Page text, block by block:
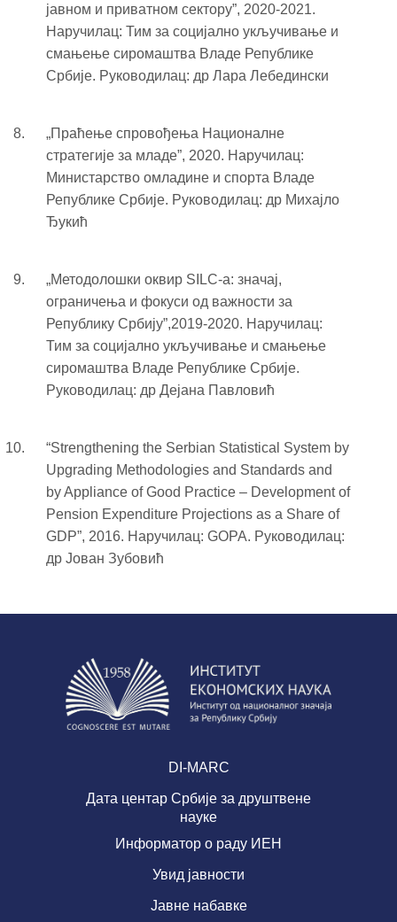
јавном и приватном сектору”, 2020-2021.
Наручилац: Тим за социјално укључивање и
смањење сиромаштва Владе Републике
Србије. Руководилац: др Лара Лебедински
„Праћење спровођења Националне
стратегије за младе”, 2020. Наручилац:
Министарство омладине и спорта Владе
Републике Србије. Руководилац: др Михајло
Ђукић
„Методолошки оквир SILC-а: значај,
ограничења и фокуси од важности за
Републику Србију”,2019-2020. Наручилац:
Тим за социјално укључивање и смањење
сиромаштва Владе Републике Србије.
Руководилац: др Дејана Павловић
“Strengthening the Serbian Statistical System by
Upgrading Methodologies and Standards and
by Appliance of Good Practice – Development of
Pension Expenditure Projections as a Share of
GDP”, 2016. Наручилац: GOPA. Руководилац:
др Јован Зубовић
DI-MARC
Дата центар Србије за друштвене
науке
Информатор о раду ИЕН
Увид јавности
Јавне набавке